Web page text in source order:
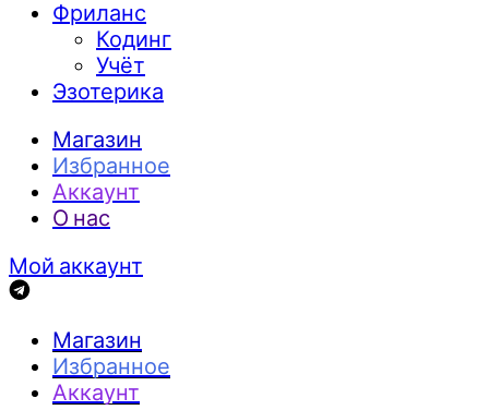
Фриланс
Кодинг
Учёт
Эзотерика
Магазин
Избранное
Аккаунт
О нас
Мой аккаунт
Магазин
Избранное
Аккаунт